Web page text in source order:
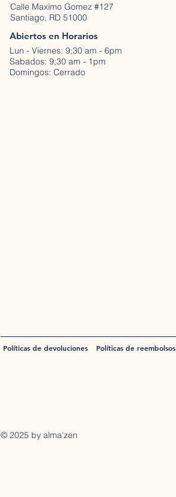
Calle Maximo Gomez #127
Santiago, RD 51000
Abiertos en Horarios
Lun - Viernes: 9;30 am - 6pm
Sabados: 9;30 am - 1pm
Domingos: Cerrado
Políticas de devoluciones Políticas de reembolsos
© 2025 by alma'zen